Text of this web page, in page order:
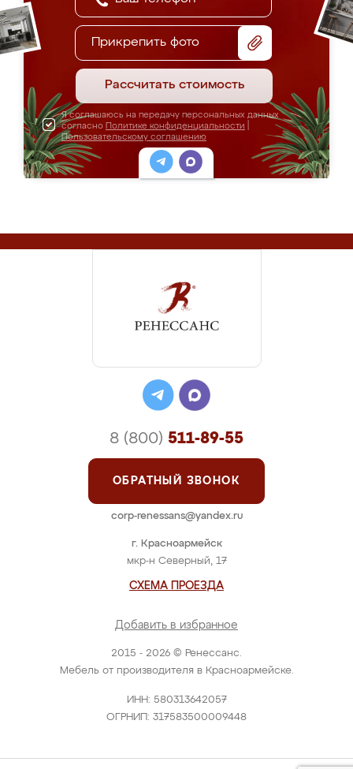
Прикрепить фото
Рассчитать стоимость
Я соглашаюсь на передачу персональных данных
согласно Политике конфиденциальности
Пользовательскому соглашению
2015 - 2026 © Ренессанс.
Мебель от производителя в Красноармейске.
ИНН: 580313642057
ОГРНИП: 317583500009448
г. Красноармейск
мкр-н Северный, 17
СХЕМА ПРОЕЗДА
Добавить в избранное
8 (800) 511-89-55
ОБРАТНЫЙ ЗВОНОК
corp-renessans@yandex.ru